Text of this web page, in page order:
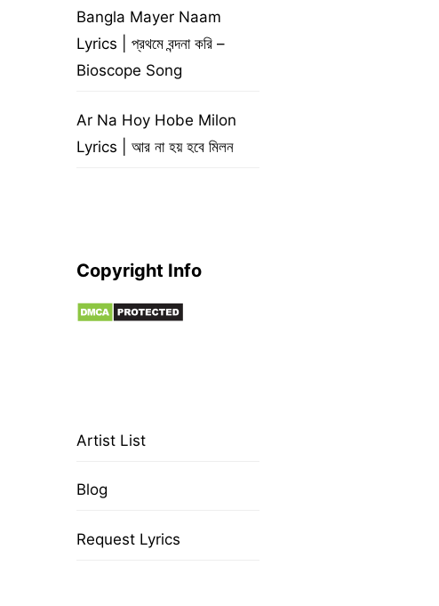
Bangla Mayer Naam
Lyrics | প্রথমে বন্দনা করি –
Bioscope Song
Ar Na Hoy Hobe Milon
Lyrics | আর না হয় হবে মিলন
Copyright Info
Artist List
Blog
Request Lyrics